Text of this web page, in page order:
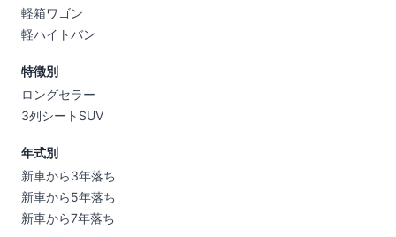
軽箱ワゴン
軽ハイトバン
特徴別
ロングセラー
3列シートSUV
年式別
新車から3年落ち
新車から5年落ち
新車から7年落ち